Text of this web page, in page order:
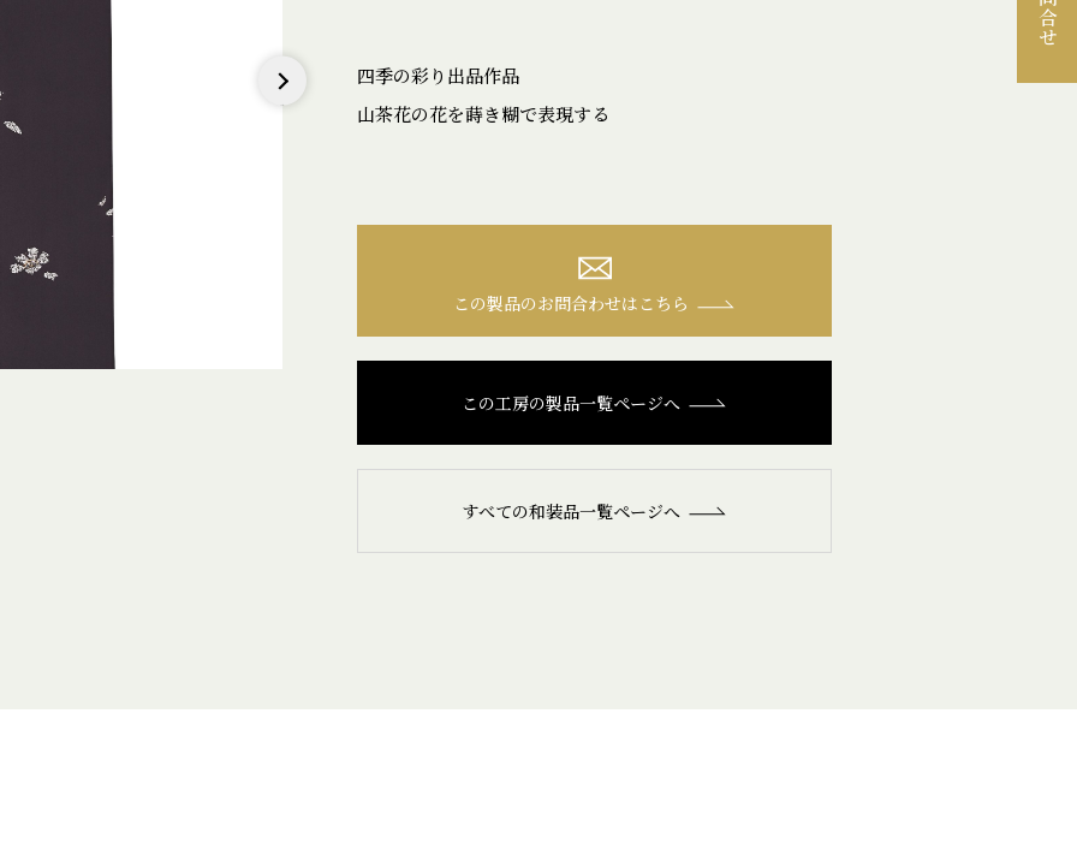
四季の彩り出品作品
山茶花の花を蒔き糊で表現する
この製品のお問合わせはこちら
この工房の製品一覧ページへ
すべての和装品一覧ページへ